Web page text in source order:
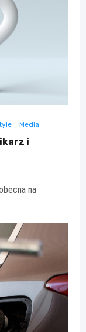
Media
i
na